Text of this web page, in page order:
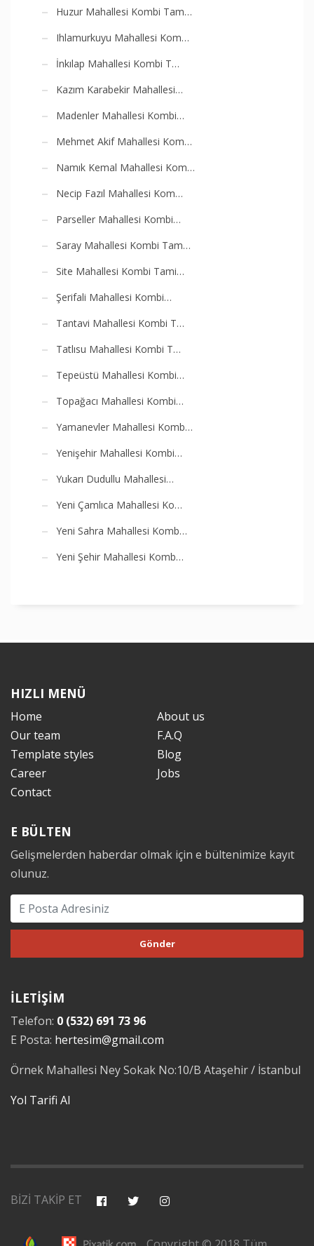
Huzur Mahallesi Kombi Tam…
Ihlamurkuyu Mahallesi Kom…
İnkılap Mahallesi Kombi T…
Kazım Karabekir Mahallesi…
Madenler Mahallesi Kombi…
Mehmet Akif Mahallesi Kom…
Namık Kemal Mahallesi Kom…
Necip Fazıl Mahallesi Kom…
Parseller Mahallesi Kombi…
Saray Mahallesi Kombi Tam…
Site Mahallesi Kombi Tami…
Şerifali Mahallesi Kombi…
Tantavi Mahallesi Kombi T…
Tatlısu Mahallesi Kombi T…
Tepeüstü Mahallesi Kombi…
Topağacı Mahallesi Kombi…
Yamanevler Mahallesi Komb…
Yenişehir Mahallesi Kombi…
Yukarı Dudullu Mahallesi…
Yeni Çamlıca Mahallesi Ko…
Yeni Sahra Mahallesi Komb…
Yeni Şehir Mahallesi Komb…
HIZLI MENÜ
Home
About us
Our team
F.A.Q
Template styles
Blog
Career
Jobs
Contact
E BÜLTEN
Gelişmelerden haberdar olmak için e bültenimize kayıt
olunuz.
İLETİŞİM
Telefon: 0 (532) 691 73 96
E Posta: hertesim@gmail.com
Örnek Mahallesi Ney Sokak No:10/B Ataşehir / İstanbul
Yol Tarifi Al
BİZİ TAKİP ET